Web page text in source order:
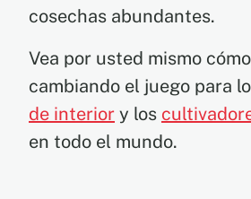
cosechas abundantes.
Vea por usted mismo
cambiando el juego para
de interior y los
en todo el mundo.